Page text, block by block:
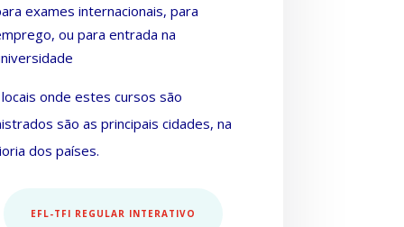
exames internacionais, para
ou para entrada na
onde estes cursos são
são as principais cidades, na
dos países.
EFL-TFI REGULAR INTERATIVO